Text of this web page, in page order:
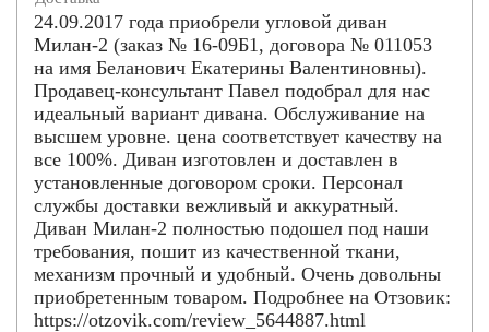
24.09.2017 года приобрели угловой диван
Милан-2 (заказ № 16-09Б1, договора № 011053
на имя Беланович Екатерины Валентиновны).
Продавец-консультант Павел подобрал для нас
идеальный вариант дивана. Обслуживание на
высшем уровне. цена соответствует качеству на
все 100%. Диван изготовлен и доставлен в
установленные договором сроки. Персонал
службы доставки вежливый и аккуратный.
Диван Милан-2 полностью подошел под наши
требования, пошит из качественной ткани,
механизм прочный и удобный. Очень довольны
приобретенным товаром. Подробнее на Отзовик:
https://otzovik.com/review_5644887.html